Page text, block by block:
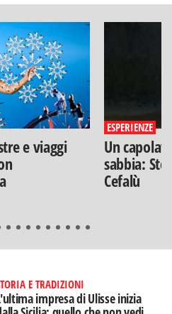
e viaggi
ESPERIENZE
Un
sabbia:
Cefalù
E TRADIZIONI
impresa di Ulisse inizia